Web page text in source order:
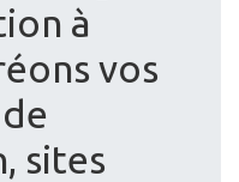
à
vos
sites